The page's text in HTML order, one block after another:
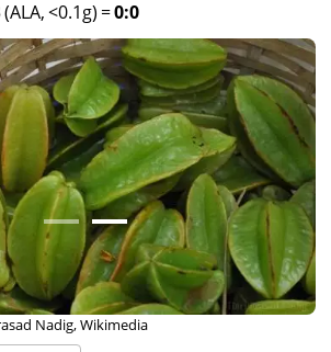
<0.1g) =0:0
Nadig, Wikimedia